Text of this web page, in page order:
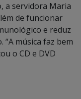
a servidora Maria
de funcionar
e reduz
“A música faz bem
o CD e DVD